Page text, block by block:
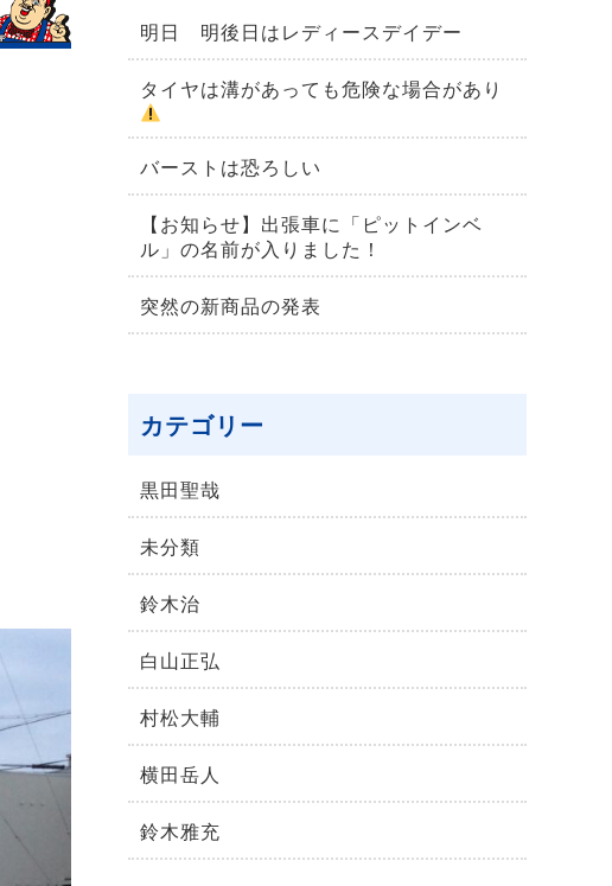
明日 明後日はレディースデイデー
タイヤは溝があっても危険な場合があり
バーストは恐ろしい
【お知らせ】出張車に「ピットインベ
ル」の名前が入りました！
突然の新商品の発表
カテゴリー
黒田聖哉
未分類
鈴⽊治
⽩⼭正弘
村松⼤輔
横⽥岳⼈
鈴木雅充